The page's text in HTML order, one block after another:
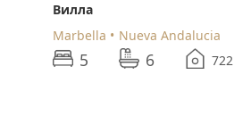
Вилла
Marbella
Nueva Andalucia
5 6 722